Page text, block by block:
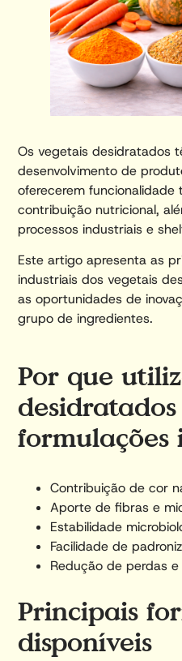
Os vegetais desidratados
desenvolvimento de
oferecerem
contribuição nutricional,
processos industriais e
Este artigo apresenta as
industriais dos vegetais
as oportunidades de
grupo de ingredientes.
Por que
formulações
Contribuição de cor
Aporte de fibras e
Estabilidade
Facilidade de
Redução de perdas
Principais
disponíveis